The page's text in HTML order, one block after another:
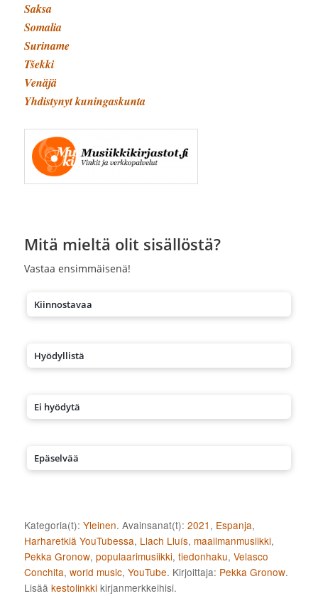
Saksa
Somalia
Suriname
Tšekki
Venäjä
Yhdistynyt kuningaskunta
Mitä mieltä olit sisällöstä?
Vastaa ensimmäisenä!
Kiinnostavaa
Hyödyllistä
Ei hyödytä
Epäselvää
Kategoria(t):Yleinen. Avainsanat(t):2021 , Espanja,
Harharetkiä YouTubessa, Llach Lluís, maailmanmusiikki,
Pekka Gronow,populaarimusiikki,tiedonhaku,Velasco
Conchita,world music,YouTube. Kirjoittaja: Pekka Gronow.
Lisääkestolinkki kirjanmerkkeihisi.